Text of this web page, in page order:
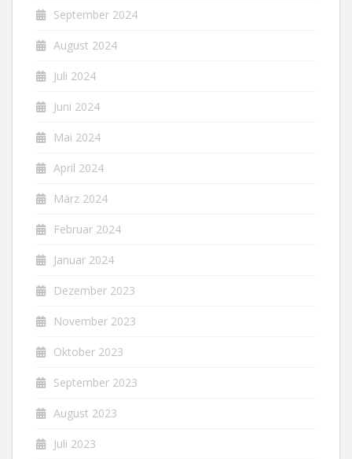
September 2024
August 2024
Juli 2024
Juni 2024
Mai 2024
April 2024
März 2024
Februar 2024
Januar 2024
Dezember 2023
November 2023
Oktober 2023
September 2023
August 2023
Juli 2023